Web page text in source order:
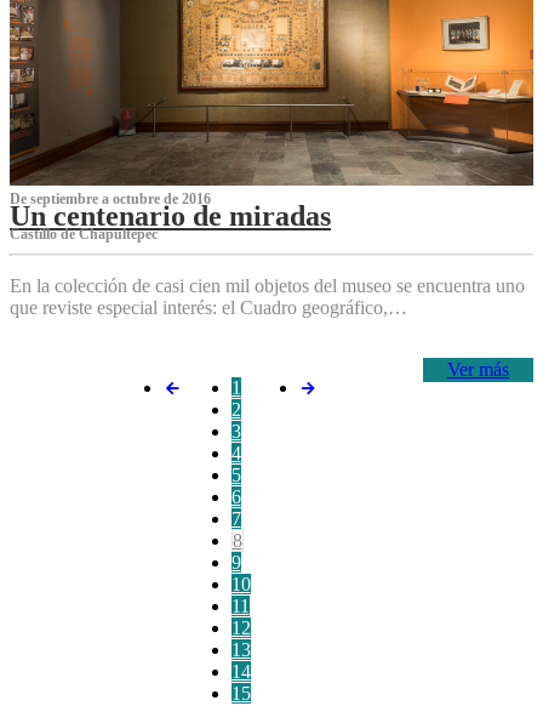
De septiembre a octubre de 2016
Un centenario de miradas
Castillo de Chapultepec
En la colección de casi cien mil objetos del museo se encuentra uno
que reviste especial interés: el Cuadro geográfico,…
Ver más
1
2
3
4
5
6
7
8
9
10
11
12
13
14
15